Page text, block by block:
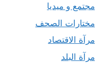
مجتمع و ميديا
مختارات الصحف
مرآة الاقتصاد
مرآة البلد